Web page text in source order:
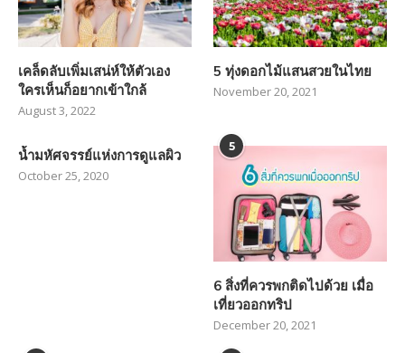
เคล็ดลับเพิ่มเสน่ห์ให้ตัวเอง
ใครเห็นก็อยากเข้าใกล้
August 3, 2022
5 ทุ่งดอกไม้แสนสวยในไทย
November 20, 2021
น้ำมหัศจรรย์แห่งการดูแลผิว
October 25, 2020
5
6 สิ่งที่ควรพกติดไปด้วย เมื่อ
เที่ยวออกทริป
December 20, 2021